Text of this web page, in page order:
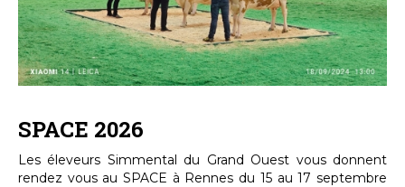
SPACE 2026
Les éleveurs Simmental du Grand Ouest vous donnent
rendez vous au SPACE à Rennes du 15 au 17 septembre